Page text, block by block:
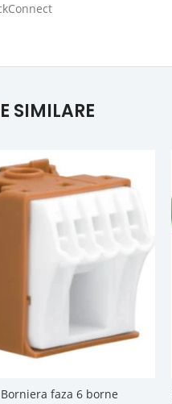
SIMILARE
faza 6 borne